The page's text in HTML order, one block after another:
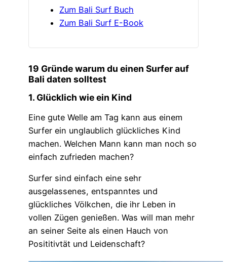
Zum Bali Surf Buch
Zum Bali Surf E-Book
19 Gründe warum du einen Surfer auf
Bali daten solltest
1. Glücklich wie ein Kind
Eine gute Welle am Tag kann aus einem
Surfer ein unglaublich glückliches Kind
machen. Welchen Mann kann man noch so
einfach zufrieden machen?
Surfer sind einfach eine sehr
ausgelassenes, entspanntes und
glückliches Völkchen, die ihr Leben in
vollen Zügen genießen. Was will man mehr
an seiner Seite als einen Hauch von
Posititivtät und Leidenschaft?